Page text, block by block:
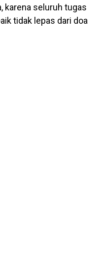
karena seluruh tugas
tidak lepas dari doa